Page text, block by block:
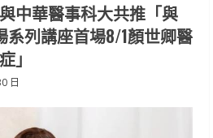
中華醫事科大共推「與
系列講座首場8/1顏世卿醫
」
日